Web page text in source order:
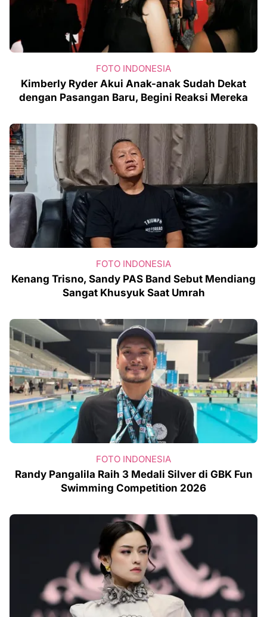
FOTO INDONESIA
Kimberly Ryder Akui Anak-anak Sudah Dekat
dengan Pasangan Baru, Begini Reaksi Mereka
FOTO INDONESIA
Kenang Trisno, Sandy PAS Band Sebut Mendiang
Sangat Khusyuk Saat Umrah
FOTO INDONESIA
Randy Pangalila Raih 3 Medali Silver di GBK Fun
Swimming Competition 2026